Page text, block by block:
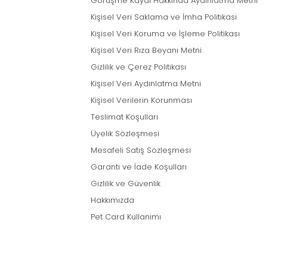
Kişisel Veri Saklama ve İmha Politikası
Kişisel Veri Koruma ve İşleme Politikası
Kişisel Veri Rıza Beyanı Metni
Gizlilik ve Çerez Politikası
Kişisel Veri Aydınlatma Metni
Kişisel Verilerin Korunması
Teslimat Koşulları
Üyelik Sözleşmesi
Mesafeli Satış Sözleşmesi
Garanti ve İade Koşulları
Gizlilik ve Güvenlik
Hakkımızda
Pet Card Kullanımı